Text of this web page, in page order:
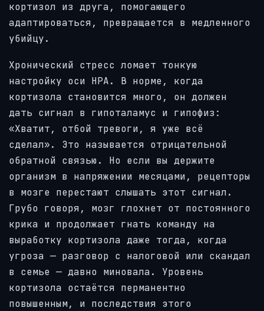
кортизол из друга, помогающего
адаптироваться, превращается в медленного
убийцу.
Хронический стресс ломает тонкую
настройку оси HPA. В норме, когда
кортизола становится много, он должен
дать сигнал в гипоталамус и гипофиз:
«Хватит, отбой тревоги, я уже всё
сделал». Это называется отрицательной
обратной связью. Но если вы держите
организм в напряжении месяцами, рецепторы
в мозге перестают слышать этот сигнал.
Грубо говоря, мозг глохнет от постоянного
крика и продолжает гнать команду на
выработку кортизола даже тогда, когда
угроза — разговор с налоговой или скандал
в семье — давно миновала. Уровень
кортизола остаётся перманентно
повышенным, и последствия этого